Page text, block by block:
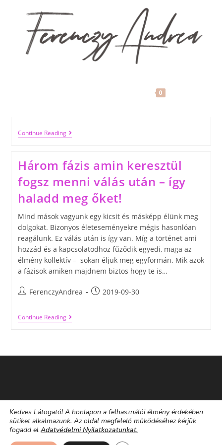
0
Miért ennyi a válás?
Mire mutat rá a statisztika? Válás. A rettegett "v" betűs
szó, melyről annyit hallunk a hírekben, ismerősöktől és
melyet annyira szeretnénk elkerülni. Mind boldogságra
vágyunk és mind annak reményében kötünk
elé, aki elkísér majd egy egész életen át. De akkor…
Continue Reading
Három fázis amin keresztül
fogsz menni válás után – így
haladd meg őket!
Mind mások vagyunk egy kicsit és másképp élünk meg
dolgokat. Bizonyos életeseményekre mégis hasonlóan
reagálunk. Ez válás után is így van. Míg a történet ami
hozzád és a kapcsolatodhoz fűződik egyedi, maga az
élmény kollektív – sokan éljük meg egyformán. Mik azok
a fázisok amiken majdnem biztos hogy te is…
FerenczyAndrea 2019-09-30
Continue Reading
Kedves Látogató! A honlapon a felhasználói élmény érdekében
sütiket alkalmazunk. Az oldal megfelelő működéséhez kérjük
fogadd el Adatvédelmi Nyilatkozatunkat.